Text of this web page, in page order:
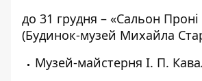
до 31 грудня – «Сальон
(Будинок-музей Михайла
Музей-майстерня І. П.